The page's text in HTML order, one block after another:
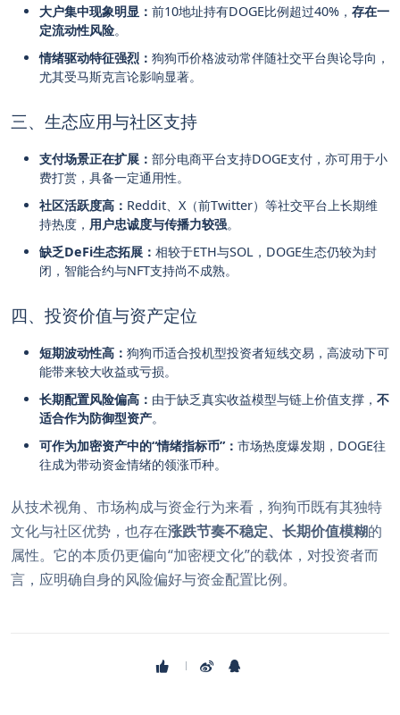
大户集中现象明显： 前10地址持有DOGE比例超过40%， 存在一
定流动性风险。
情绪驱动特征强烈： 狗狗币价格波动常伴随社交平台舆论导向，
尤其受马斯克言论影响显著。
三、生态应用与社区支持
支付场景正在扩展： 部分电商平台支持DOGE支付，亦可用于小
费打赏，具备一定通用性。
社区活跃度高： Reddit、X（前Twitter）等社交平台上长期维
持热度， 用户忠诚度与传播力较强。
缺乏DeFi生态拓展： 相较于ETH与SOL，DOGE生态仍较为封
闭，智能合约与NFT支持尚不成熟。
四、投资价值与资产定位
短期波动性高： 狗狗币适合投机型投资者短线交易，高波动下可
能带来较大收益或亏损。
长期配置风险偏高： 由于缺乏真实收益模型与链上价值支撑， 不
适合作为防御型资产。
可作为加密资产中的“情绪指标币”： 市场热度爆发期，DOGE往
往成为带动资金情绪的领涨币种。
从技术视角、市场构成与资金行为来看，狗狗币既有其独特
文化与社区优势，也存在涨跌节奏不稳定、长期价值模糊的
属性。它的本质仍更偏向“加密梗文化”的载体，对投资者而
言，应明确自身的风险偏好与资金配置比例。